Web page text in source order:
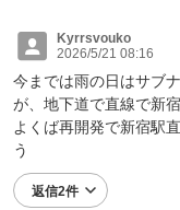
Kyrrsvouko
2026/5/21 08:16
今までは雨の日はサブ
が、地下道で直線で新
よくば再開発で新宿駅
う
返信2件